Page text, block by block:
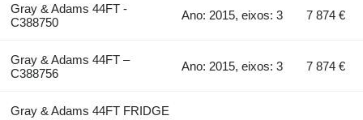
Gray & Adams 44FT -
C388750
Ano: 2015, eixos: 3 7 874 €
Gray & Adams 44FT –
C388756
Ano: 2015, eixos: 3 7 874 €
Gray & Adams 44FT FRIDGE